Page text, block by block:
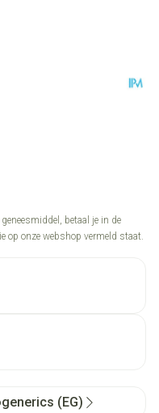
betaal je in de
op onze webshop vermeld staat.
(EG)